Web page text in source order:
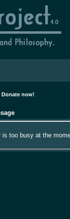
Donate now!
is too busy at the